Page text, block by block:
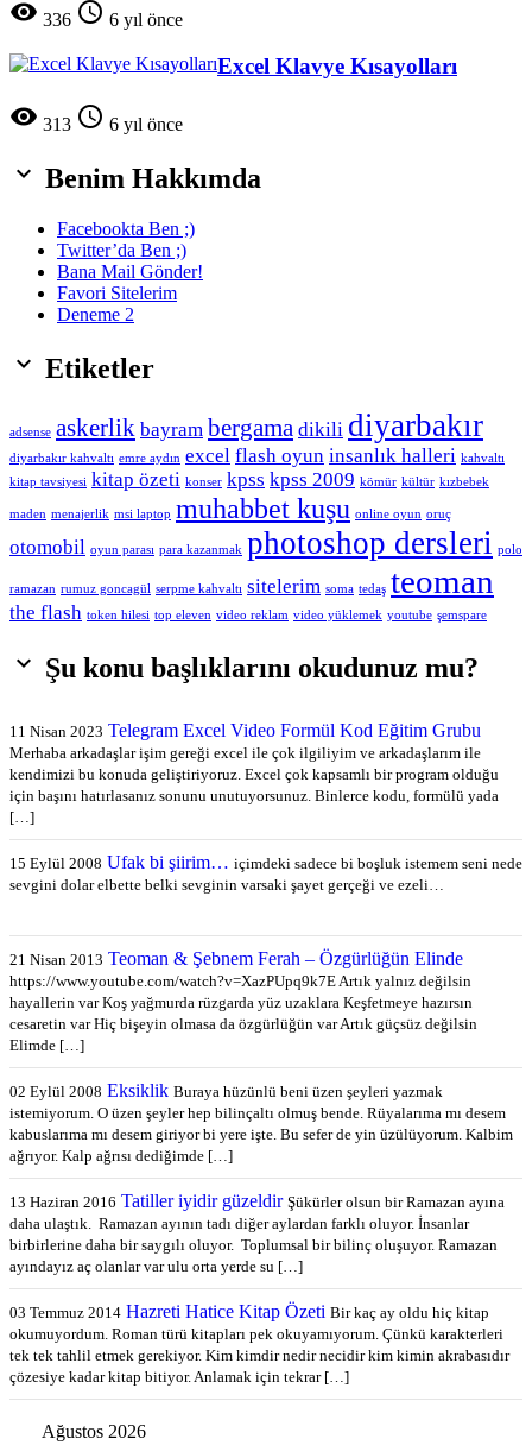
 336  6 yıl önce
Excel Klavye Kısayolları
 313  6 yıl önce
 Benim Hakkımda
Facebookta Ben ;)
Twitter’da Ben ;)
Bana Mail Gönder!
Favori Sitelerim
Deneme 2
 Etiketler
adsense askerlik bayram bergama dikili diyarbakır
diyarbakır kahvaltı emre aydın excel flash oyun insanlık halleri kahvaltı
kitap tavsiyesi kitap özeti konser kpss kpss 2009 kömür kültür kızbebek
maden menajerlik msi laptop muhabbet kuşu online oyun oruç
otomobil oyun parası para kazanmak photoshop dersleri polo
ramazan rumuz goncagül serpme kahvaltı sitelerim soma tedaş teoman
the flash token hilesi top eleven video reklam video yüklemek youtube şemspare
 Şu konu başlıklarını okudunuz mu?
11 Nisan 2023 Telegram Excel Video Formül Kod Eğitim Grubu
Merhaba arkadaşlar işim gereği excel ile çok ilgiliyim ve arkadaşlarım ile
kendimizi bu konuda geliştiriyoruz. Excel çok kapsamlı bir program olduğu
için başını hatırlasanız sonunu unutuyorsunuz. Binlerce kodu, formülü yada
[…]
15 Eylül 2008 Ufak bi şiirim… içimdeki sadece bi boşluk istemem seni nede
sevgini dolar elbette belki sevginin varsaki şayet gerçeği ve ezeli…
21 Nisan 2013 Teoman & Şebnem Ferah – Özgürlüğün Elinde
https://www.youtube.com/watch?v=XazPUpq9k7E Artık yalnız değilsin
hayallerin var Koş yağmurda rüzgarda yüz uzaklara Keşfetmeye hazırsın
cesaretin var Hiç bişeyin olmasa da özgürlüğün var Artık güçsüz değilsin
Elimde […]
02 Eylül 2008 Eksiklik Buraya hüzünlü beni üzen şeyleri yazmak
istemiyorum. O üzen şeyler hep bilinçaltı olmuş bende. Rüyalarıma mı desem
kabuslarıma mı desem giriyor bi yere işte. Bu sefer de yin üzülüyorum. Kalbim
ağrıyor. Kalp ağrısı dediğimde […]
13 Haziran 2016 Tatiller iyidir güzeldir Şükürler olsun bir Ramazan ayına
daha ulaştık. Ramazan ayının tadı diğer aylardan farklı oluyor. İnsanlar
birbirlerine daha bir saygılı oluyor. Toplumsal bir bilinç oluşuyor. Ramazan
ayındayız aç olanlar var ulu orta yerde su […]
03 Temmuz 2014 Hazreti Hatice Kitap Özeti Bir kaç ay oldu hiç kitap
okumuyordum. Roman türü kitapları pek okuyamıyorum. Çünkü karakterleri
tek tek tahlil etmek gerekiyor. Kim kimdir nedir necidir kim kimin akrabasıdır
çözesiye kadar kitap bitiyor. Anlamak için tekrar […]
Ağustos 2026